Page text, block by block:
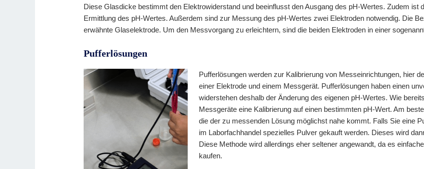
Diese Glasdicke bestimmt den Elektrowiderstand und beeinflusst den Ausgang des pH-Wertes. Zudem ist
Ermittlung des pH-Wertes. Außerdem sind zur Messung des pH-Wertes zwei Elektroden notwendig. Die
erwähnte Glaselektrode. Um den Messvorgang zu erleichtern, sind die beiden Elektroden in einer
Pufferlösungen
Pufferlösungen werden zur Kalibrierung von Messeinrichtungen, hier
einer Elektrode und einem Messgerät. Pufferlösungen haben einen
widerstehen deshalb der Änderung des eigenen pH-Wertes. Wie
Messgeräte eine Kalibrierung auf einen bestimmten pH-Wert. Am
die der zu messenden Lösung möglichst nahe kommt. Falls Sie eine
im Laborfachhandel spezielles Pulver gekauft werden. Dieses wird
Diese Methode wird allerdings eher seltener angewandt, da es
kaufen.